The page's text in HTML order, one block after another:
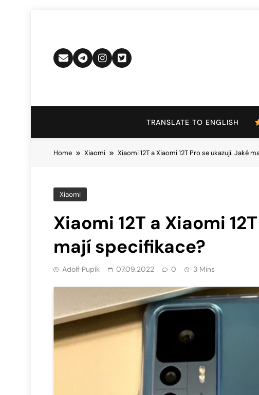
TRANSLATE TO ENGLISH
Home Xiaomi Xiaomi 12T a Xiaomi 12T Pro se ukazují. Jaké
Xiaomi
Xiaomi 12T a Xiaomi
mají specifikace?
Adolf Pupík 07.09.2022 0 3 Mins